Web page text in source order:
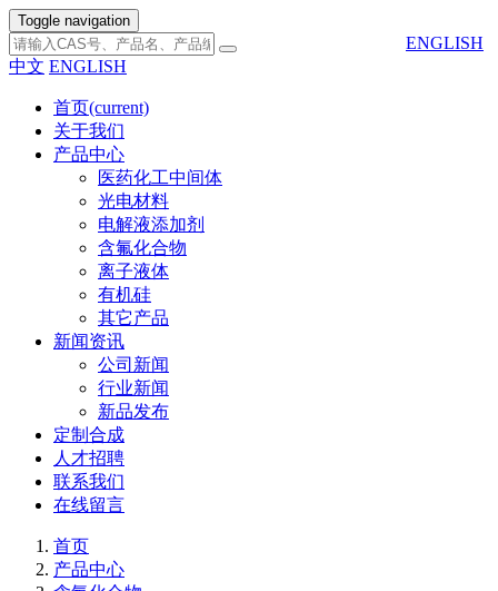
Toggle navigation
ENGLISH
中文 ENGLISH
首页(current)
关于我们
产品中心
医药化工中间体
光电材料
电解液添加剂
含氟化合物
离子液体
有机硅
其它产品
新闻资讯
公司新闻
行业新闻
新品发布
定制合成
人才招聘
联系我们
在线留言
首页
产品中心